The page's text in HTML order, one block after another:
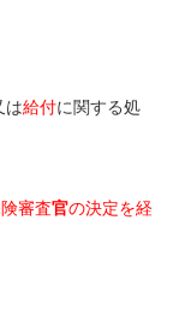
は給付に関する処
審査官の決定を経